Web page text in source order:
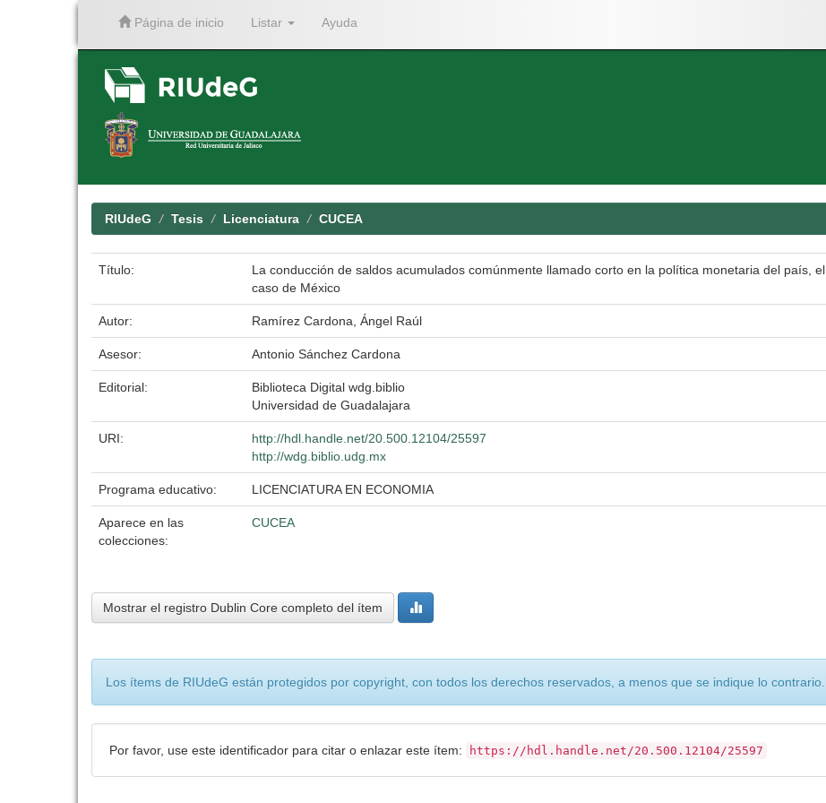
Página de inicio Listar Ayuda
RIUdeG Tesis Licenciatura CUCEA
Título:
La conducción de saldos acumulados comúnmente llamado corto en la política monetaria del país, el
caso de México
Autor: Ramírez Cardona, Ángel Raúl
Asesor: Antonio Sánchez Cardona
Editorial:
Biblioteca Digital wdg.biblio
Universidad de Guadalajara
URI:
http://hdl.handle.net/20.500.12104/25597
http://wdg.biblio.udg.mx
Programa educativo: LICENCIATURA EN ECONOMIA
Aparece en las
colecciones:
CUCEA
Mostrar el registro Dublin Core completo del ítem
Los ítems de RIUdeG están protegidos por copyright, con todos los derechos reservados, a menos que se indique lo contrario.
Por favor, use este identificador para citar o enlazar este ítem: https://hdl.handle.net/20.500.12104/25597